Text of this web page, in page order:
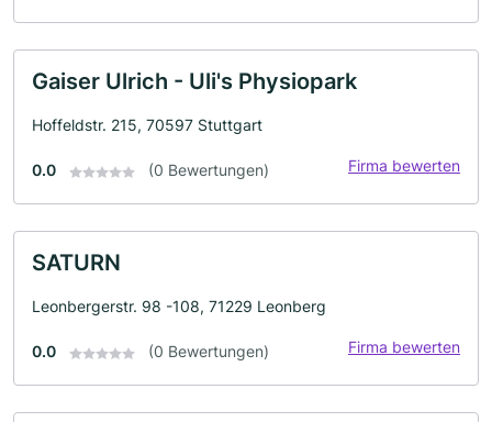
Gaiser Ulrich - Uli's Physiopark
Hoffeldstr. 215, 70597 Stuttgart
0.0 (0 Bewertungen) Firma bewerten
SATURN
Leonbergerstr. 98 -108, 71229 Leonberg
0.0 (0 Bewertungen) Firma bewerten